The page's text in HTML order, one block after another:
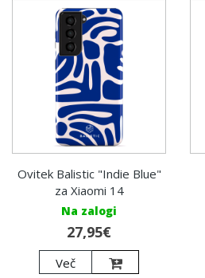
Ovitek Balistic "Indie Blue"
za Xiaomi 14
Na zalogi
27,95€
Več